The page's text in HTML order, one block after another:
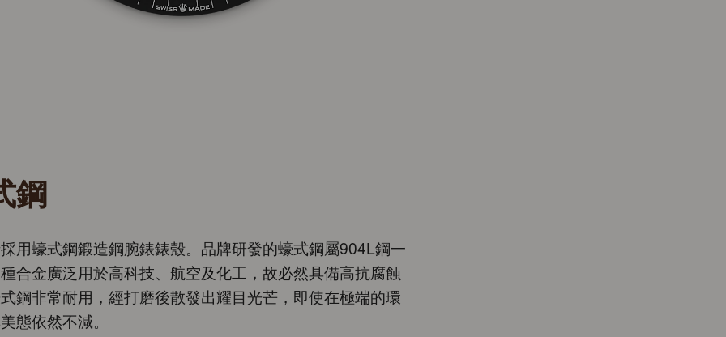
鋼
用蠔式鋼鍛造鋼腕錶錶殼。品牌研發的蠔式鋼屬904L鋼一
合金廣泛用於高科技、航空及化工，故必然具備高抗腐蝕
鋼非常耐用，經打磨後散發出耀目光芒，即使在極端的環
態依然不減。